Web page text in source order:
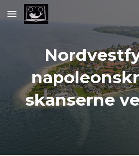
Skip to main content
skanserne